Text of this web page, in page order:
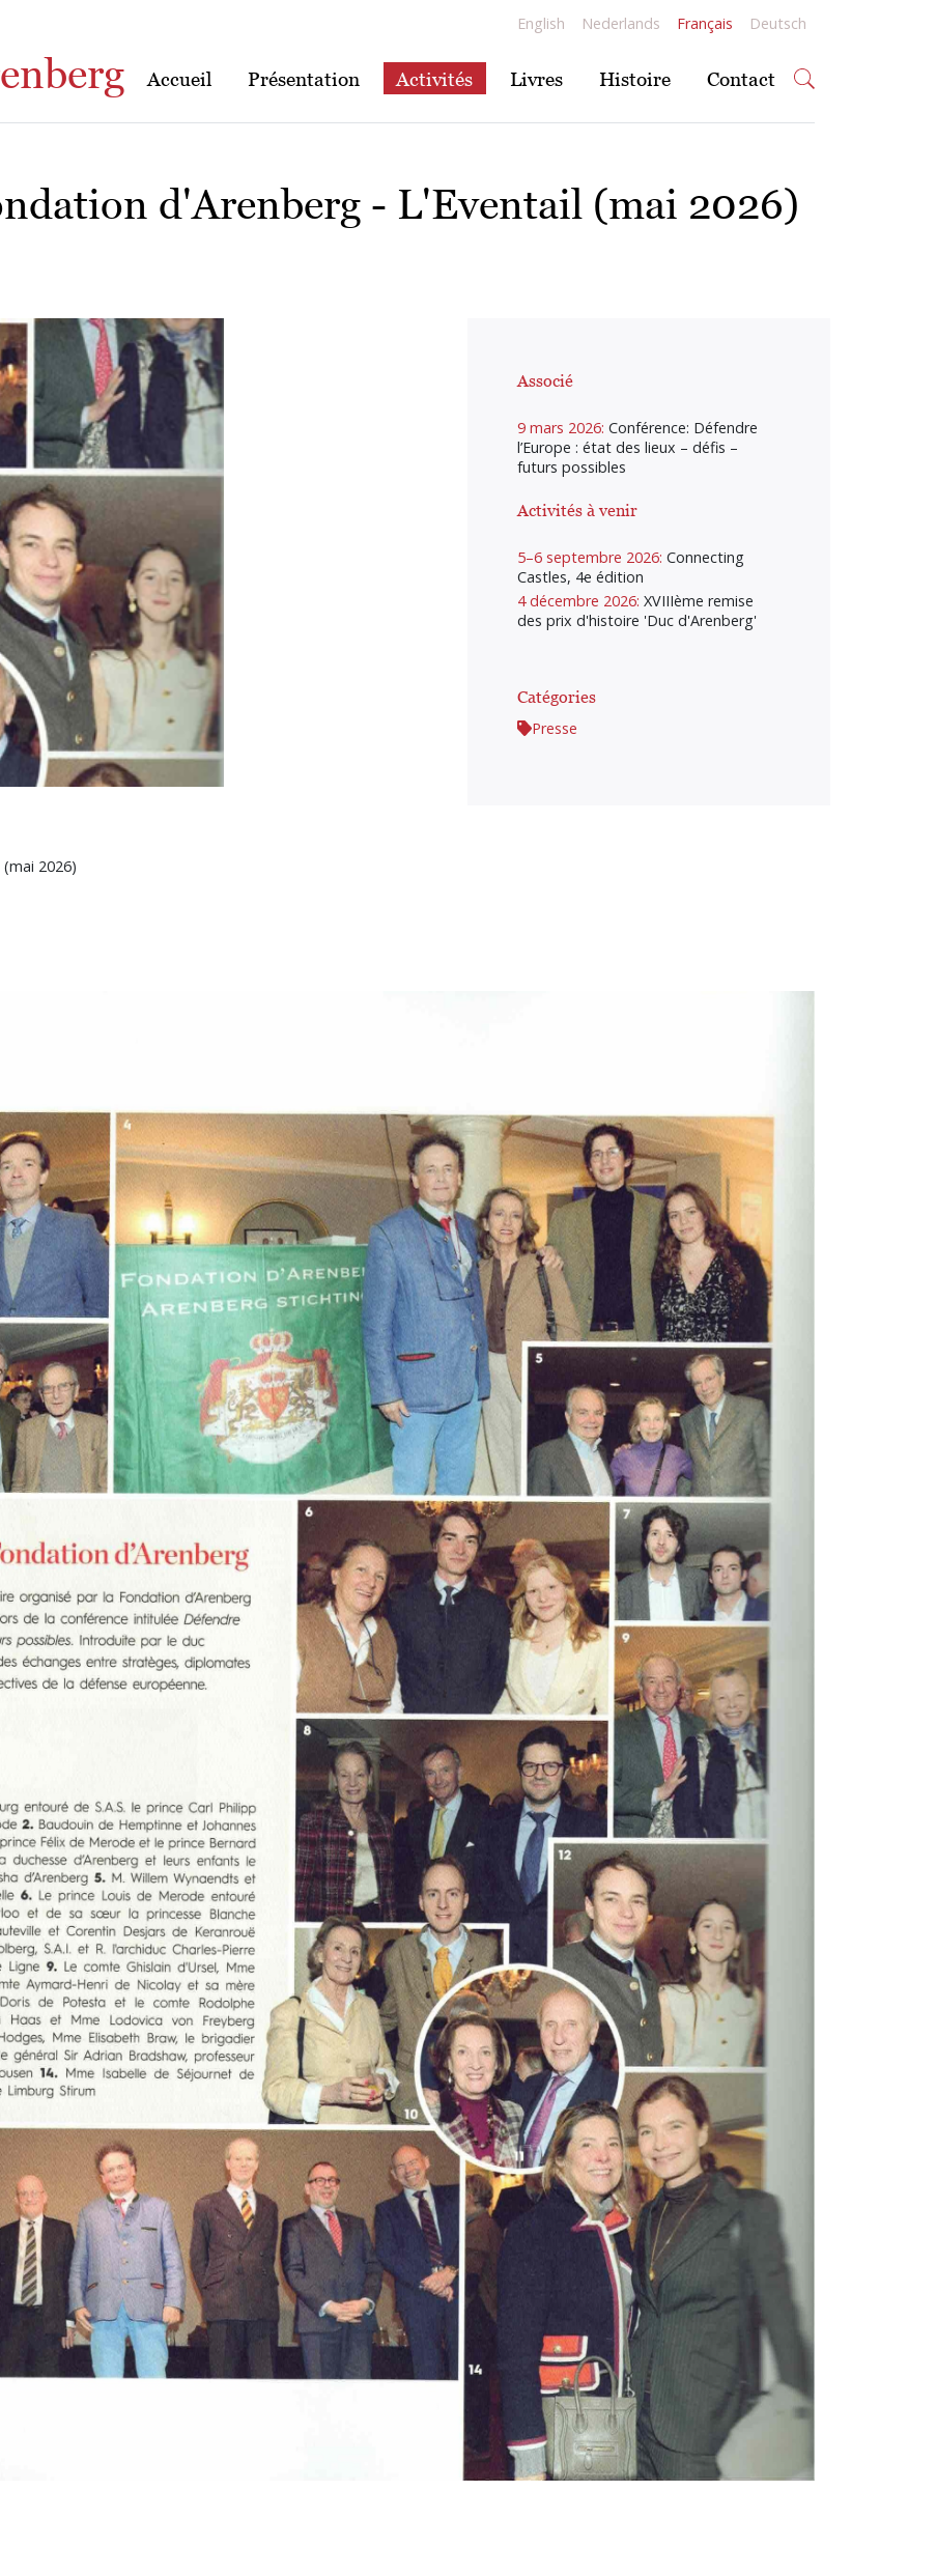
English Nederlands Français Deutsch
Accueil Présentation Activités Livres Histoire Contact
d'Arenberg - L'Eventail (mai 2026)
Associé
9 mars 2026: Conférence: Défendre
l’Europe : état des lieux – défis –
futurs possibles
Activités à venir
5–6 septembre 2026: Connecting
Castles, 4e édition
4 décembre 2026: XVIIIème remise
des prix d'histoire 'Duc d'Arenberg'
Catégories
Presse
2026)